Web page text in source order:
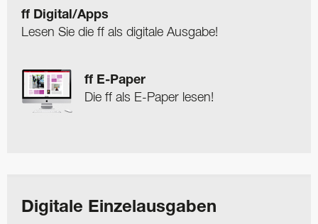
ff Digital/Apps
Lesen Sie die ff als digitale Ausgabe!
ff E-Paper
Die ff als E-Paper lesen!
Digitale Einzelausgaben